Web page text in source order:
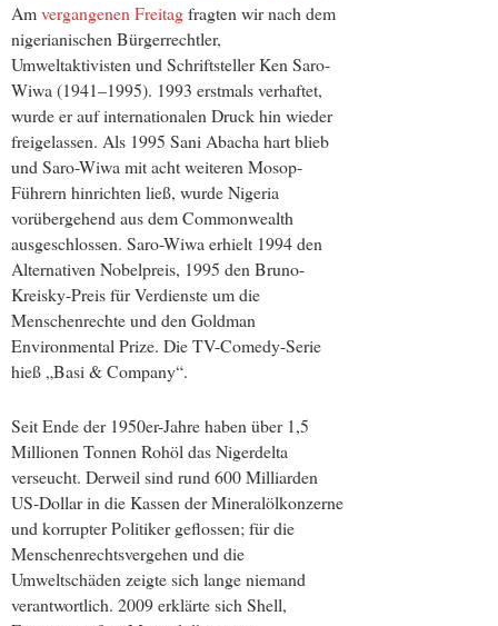
Amvergangenen Freitagfragten wir nach dem
nigerianischen Bürgerrechtler,
Umweltaktivisten und Schriftsteller Ken Saro-
Wiwa (1941–1995). 1993 erstmals verhaftet,
wurde er auf internationalen Druck hin wieder
freigelassen. Als 1995 Sani Abacha hart blieb
und Saro-Wiwa mit acht weiteren Mosop-
Führern hinrichten ließ, wurde Nigeria
vorübergehend aus dem Commonwealth
ausgeschlossen. Saro-Wiwa erhielt 1994 den
Alternativen Nobelpreis, 1995 den Bruno-
Kreisky-Preis für Verdienste um die
Menschenrechte und den Goldman
Environmental Prize. Die TV-Comedy-Serie
hieß „Basi & Company“.
Seit Ende der 1950er-Jahre haben über 1,5
Millionen Tonnen Rohöl das Nigerdelta
verseucht. Derweil sind rund 600 Milliarden
US-Dollar in die Kassen der Mineralölkonzerne
und korrupter Politiker geflossen; für die
Menschenrechtsvergehen und die
Umweltschäden zeigte sich lange niemand
verantwortlich. 2009 erklärte sich Shell,